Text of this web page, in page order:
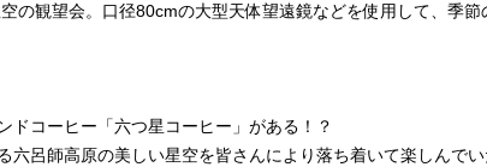
観望会。口径80cmの大型天体望遠鏡などを使用して、季節
ドコーヒー「六つ星コーヒー」がある！？
六呂師高原の美しい星空を皆さんにより落ち着いて楽しんで